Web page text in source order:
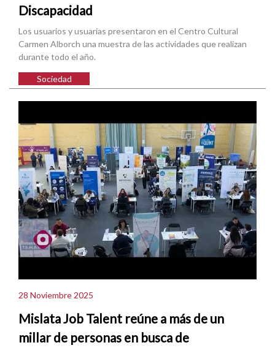
Discapacidad
Los usuarios y usuarias presentaron en el Centro Cultural
Carmen Alborch una muestra de las actividades que realizan
durante todo el año.
Sociedad
28 Noviembre 2025
Mislata Job Talent reúne a más de un
millar de personas en busca de